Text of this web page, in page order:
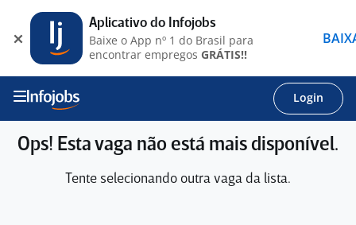
Login
Ops! Esta vaga não está mais disponível.
Tente selecionando outra vaga da lista.
Aplicativo do Infojobs
Baixe o App nº 1 do Brasil para
encontrar empregos GRÁTIS!!